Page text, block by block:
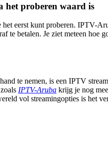
het proberen waard is
eerst kunt proberen. IPTV-
te betalen. Je ziet meteen hoe
te nemen, is een IPTV
IPTV-Aruba krijg je nog
vol streamingopties is het